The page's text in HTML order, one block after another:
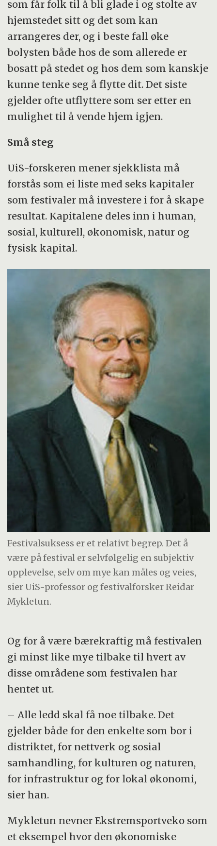
som får folk til å bli glade i og stolte av
hjemstedet sitt og det som kan
arrangeres der, og i beste fall øke
bolysten både hos de som allerede er
bosatt på stedet og hos dem som kanskje
kunne tenke seg å flytte dit. Det siste
gjelder ofte utflyttere som ser etter en
mulighet til å vende hjem igjen.
Små steg
UiS-forskeren mener sjekklista må
forstås som ei liste med seks kapitaler
som festivaler må investere i for å skape
resultat. Kapitalene deles inn i human,
sosial, kulturell, økonomisk, natur og
fysisk kapital.
Festivalsuksess er et relativt begrep. Det å
være på festival er selvfølgelig en subjektiv
opplevelse, selv om mye kan måles og veies,
sier UiS-professor og festivalforsker Reidar
Mykletun.
Og for å være bærekraftig må festivalen
gi minst like mye tilbake til hvert av
disse områdene som festivalen har
hentet ut.
– Alle ledd skal få noe tilbake. Det
gjelder både for den enkelte som bor i
distriktet, for nettverk og sosial
samhandling, for kulturen og naturen,
for infrastruktur og for lokal økonomi,
sier han.
Mykletun nevner Ekstremsportveko som
et eksempel hvor den økonomiske